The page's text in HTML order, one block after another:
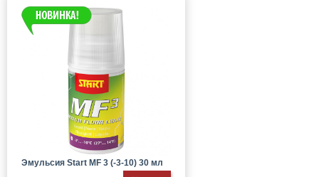
Эмульсия Start MF 3 (-3-10) 30 мл